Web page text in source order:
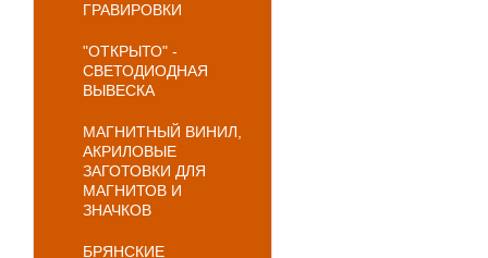
ГРАВИРОВКИ
"ОТКРЫТО" -
СВЕТОДИОДНАЯ
ВЫВЕСКА
МАГНИТНЫЙ ВИНИЛ,
АКРИЛОВЫЕ
ЗАГОТОВКИ ДЛЯ
МАГНИТОВ И
ЗНАЧКОВ
БРЯНСКИЕ